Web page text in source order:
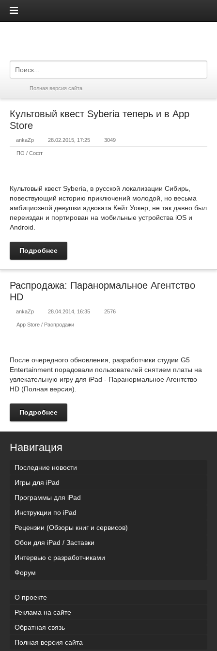
iPadis.ru
Полная версия сайта
Культовый квест Syberia теперь и в App
Store
ankaZp 28.02.2015, 17:25 3049
ПО / Софт
Культовый квест Syberia, в русской локализации Сибирь,
повествующий историю приключений молодой, но весьма
амбициозной девушки адвоката Кейт Уокер, не так давно был
переиздан и портирован на мобильные устройства iOS и
Android.
Подробнее
Распродажа: Паранормальное Агентство
HD
ankaZp 28.04.2014, 16:35 2576
App Store / Распродажи
После очередного обновления, разработчики студии G5
Entertainment порадовали пользователей снятием платы на
увлекательную игру для iPad - Паранормальное Агентство
HD (Полная версия).
Подробнее
Навигация
Последние новости
Игры для iPad
Программы для iPad
Инструкции по iPad
Рецензии (Обзоры книг и сервисов)
Обои для iPad / Заставки
Интервью с разработчиками
Форум
О проекте
Реклама на сайте
Обратная связь
Полная версия сайта